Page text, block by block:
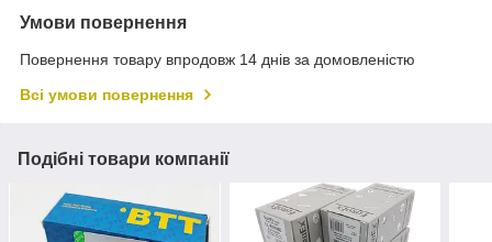
Умови повернення
Повернення товару впродовж 14 днів за домовленістю
Всі умови повернення
Подібні товари компанії